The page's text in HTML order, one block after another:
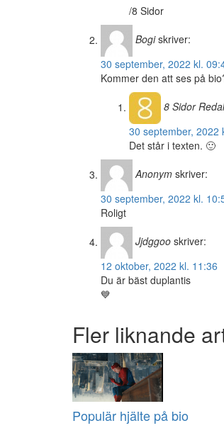
/8 Sidor
Bogi skriver:
30 september, 2022 kl.
Kommer den att ses på
8 Sidor
30 september, 2022
Det står i texten. 🙂
Anonym skriver:
30 september, 2022 kl.
Roligt
Jjdggoo skriver:
12 oktober, 2022 kl. 11:36
Du är bäst duplantis
💙
Fler liknande
Populär hjälte på bio